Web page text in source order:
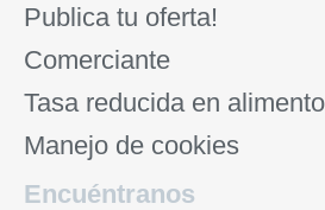
Publica tu oferta!
Comerciante
Tasa reducida en
Manejo de cookies
Encuéntranos